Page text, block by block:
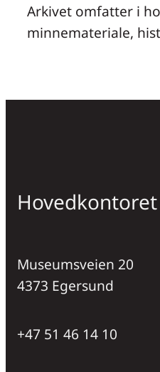
Arkivet omfatter i
minnemateriale,
Hovedkontoret
Museumsveien 20
4373 Egersund
+47 51 46 14 10